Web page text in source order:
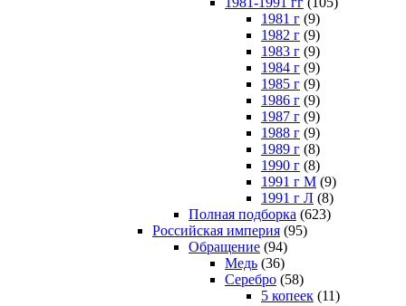
1981 г (9)
1982 г (9)
1983 г (9)
1984 г (9)
1985 г (9)
1986 г (9)
1987 г (9)
1988 г (9)
1989 г (8)
1990 г (8)
1991 г М (9)
1991 г Л (8)
Полная подборка (623)
Российская империя (95)
Обращение (94)
Медь (36)
Серебро (58)
5 копеек (11)